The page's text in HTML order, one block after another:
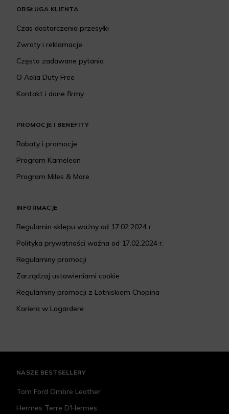
OBSŁUGA KLIENTA
Czas dostarczenia przesyłki
Zwroty i reklamacje
Często zadawane pytania
O Aelia Duty Free
Kontakt i dane firmy
PROMOCJE I BENEFITY
Rabaty i promocje
Program Kameleon
Program Miles & More
INFORMACJE
Regulamin sklepu ważny od 17.02.2024 r.
Polityka prywatności ważna od 17.02.2024 r.
Regulaminy promocji
Zarządzaj ustawieniami cookie
Regulaminy promocji z Lotniskiem Chopina
Kariera w Lagardere
NASZE BESTSELLERY
Tom Ford Ombre Leather
Hermes Terre D'Hermes